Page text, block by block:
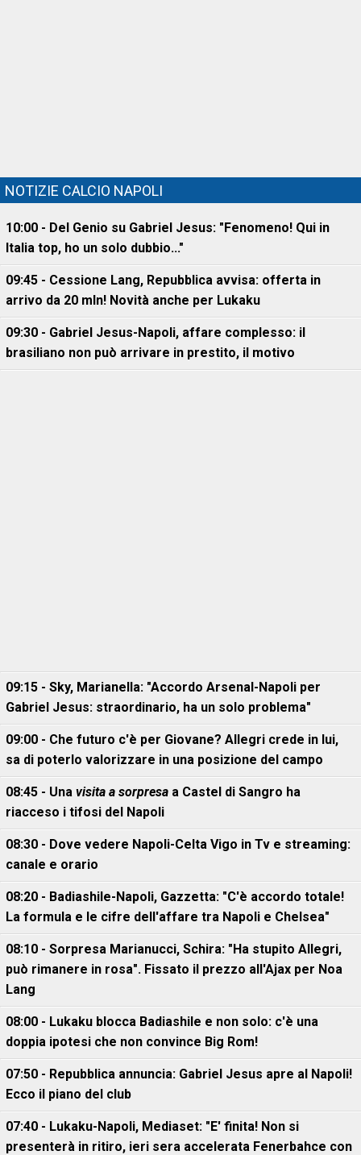
NOTIZIE CALCIO NAPOLI
10:00 - Del Genio su Gabriel Jesus: "Fenomeno! Qui in
Italia top, ho un solo dubbio..."
09:45 - Cessione Lang, Repubblica avvisa: offerta in
arrivo da 20 mln! Novità anche per Lukaku
09:30 - Gabriel Jesus-Napoli, affare complesso: il
brasiliano non può arrivare in prestito, il motivo
09:15 - Sky, Marianella: "Accordo Arsenal-Napoli per
Gabriel Jesus: straordinario, ha un solo problema"
09:00 - Che futuro c'è per Giovane? Allegri crede in lui,
sa di poterlo valorizzare in una posizione del campo
08:45 - Una visita a sorpresa a Castel di Sangro ha
riacceso i tifosi del Napoli
08:30 - Dove vedere Napoli-Celta Vigo in Tv e streaming:
canale e orario
08:20 - Badiashile-Napoli, Gazzetta: "C'è accordo totale!
La formula e le cifre dell'affare tra Napoli e Chelsea"
08:10 - Sorpresa Marianucci, Schira: "Ha stupito Allegri,
può rimanere in rosa". Fissato il prezzo all'Ajax per Noa
Lang
08:00 - Lukaku blocca Badiashile e non solo: c'è una
doppia ipotesi che non convince Big Rom!
07:50 - Repubblica annuncia: Gabriel Jesus apre al Napoli!
Ecco il piano del club
07:40 - Lukaku-Napoli, Mediaset: "E' finita! Non si
presenterà in ritiro, ieri sera accelerata Fenerbahce con